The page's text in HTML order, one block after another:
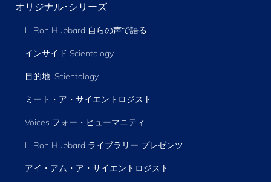
オリジナル･シリーズ
L. Ron Hubbard 自らの声で語る
インサイド Scientology
目的地: Scientology
ミート・ア・サイエントロジスト
Voices フォー・ヒューマニティ
L. Ron Hubbard ライブラリー プレゼンツ
アイ・アム・ア・サイエントロジスト